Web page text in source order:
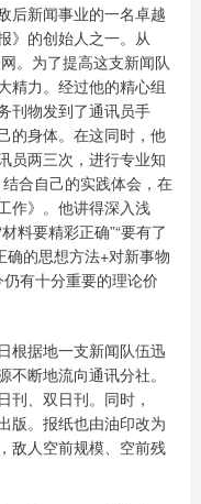
后新闻事业的一名卓越
》的创始人之一。从
。为了提高这支新闻队
精力。经过他的精心组
刊物发到了通讯员手
的身体。在这同时，他
员两三次，进行专业知
合自己的实践体会，在
作》。他讲得深入浅
料要精彩正确”“要有了
确的思想方法+对新事物
有十分重要的理论价
根据地一支新闻队伍迅
断地流向通讯分社。
刊、双日刊。同时，
版。报纸也由油印改为
敌人空前规模、空前残